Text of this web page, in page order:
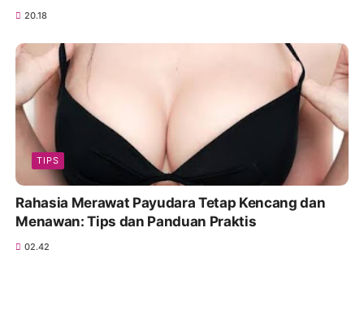
20.18
TIPS
Rahasia Merawat Payudara Tetap Kencang dan
Menawan: Tips dan Panduan Praktis
02.42